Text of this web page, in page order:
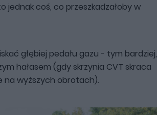
jednak coś, co przeszkadzałoby w
głębiej pedału gazu - tym bardziej,
hałasem (gdy skrzynia CVT skraca
na wyższych obrotach).